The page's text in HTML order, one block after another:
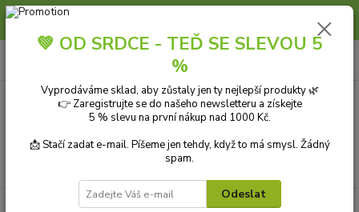
Slunce, koupání a horko dávají vlasům zabrat. Dopřejte jim šetrnou péči s
CZK
PŘÍRODNÍ KOSMETIKA Pleťová kosmetika
Pleťové krémy
💚 OD SRDCE - TEĎ SE SLEVOU 5
%
Vyprodáváme sklad, aby zůstaly jen ty nejlepší produkty 🌿
👉 Zaregistrujte se do našeho newsletteru a získejte
5 % slevu na první nákup nad 1000 Kč.
📩 Stačí zadat e-mail. Píšeme jen tehdy, když to má smysl. Žádný
spam.
Odeslat